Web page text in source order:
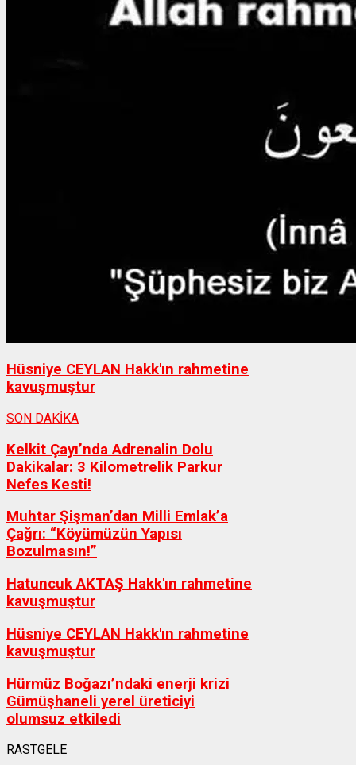
Hüsniye CEYLAN Hakk'ın rahmetine
kavuşmuştur
SON DAKİKA
Kelkit Çayı’nda Adrenalin Dolu
Dakikalar: 3 Kilometrelik Parkur
Nefes Kesti!
Muhtar Şişman’dan Milli Emlak’a
Çağrı: “Köyümüzün Yapısı
Bozulmasın!”
Hatuncuk AKTAŞ Hakk'ın rahmetine
kavuşmuştur
Hüsniye CEYLAN Hakk'ın rahmetine
kavuşmuştur
Hürmüz Boğazı’ndaki enerji krizi
Gümüşhaneli yerel üreticiyi
olumsuz etkiledi
RASTGELE